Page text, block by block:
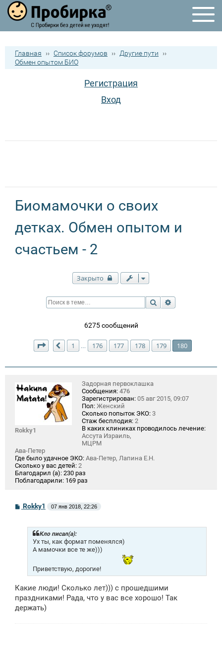
Главная ›› Список форумов ›› Другие пути
››
Обмен опытом БИО
Регистрация
Вход
Биомамочки о своих
детках. Обмен опытом и
счастьем - 2
Закрыто
Поиск
6275 сообщений
Страница 180 из180
Пред.
1 … 176 177 178 179 180
Rokky1
Задорная первоклашка
Сообщения: 476
Зарегистрирован: 05 авг 2015, 09:07
Пол: Женский
Сколько попыток ЭКО: 3
Стаж бесплодия: 2
В каких клиниках проводилось лечение:
Ассута Израиль,
МЦРМ
Ава-Петер
Где было удачное ЭКО: Ава-Петер, Лапина Е.Н.
Сколько у вас детей: 2
Благодарил (а): 230 раз
Поблагодарили: 169 раз
СRokky1 07 янв 2018, 22:26
Кло писал(а):
Ух ты, как формат поменялся)
А мамочки все те же)))
Приветствую, дорогие!
Какие люди! Сколько лет))) с прошедшими
праздниками! Рада, что у вас все хорошо! Так
держать)